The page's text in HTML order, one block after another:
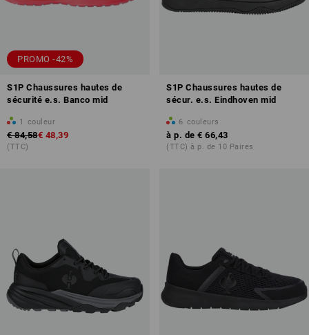
PROMO -42%
S1P Chaussures hautes de
sécurité e.s. Banco mid
1 couleur
€ 84,58€ 48,39
(TTC)
S1P Chaussures hautes de
sécur. e.s. Eindhoven mid
6 couleurs
à p. de € 66,43
(TTC) à p. de 10 Paires